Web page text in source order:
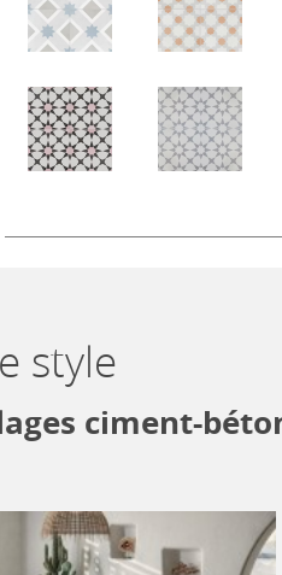
9 showrooms. Nos conseillers
envies et de votre budget pour
rénovation.
UNIVERS
style
ciment-